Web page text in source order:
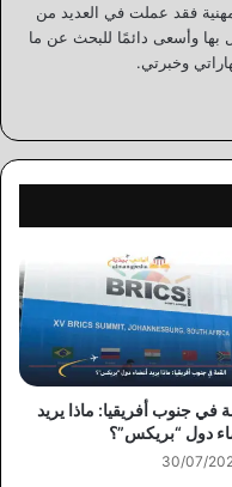
فقد عملت في العديد من
بها وأسعى دائمًا للبحث عن ما
وخبرتي.
في جنوب أفريقيا: ماذا يريد
دول “بريكس”؟
30/07/